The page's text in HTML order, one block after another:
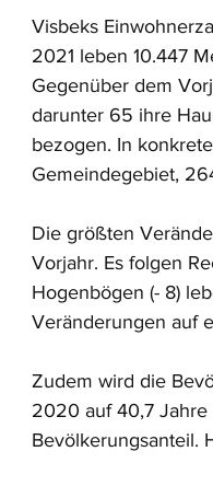
Visbeks
2021 leben 10.447
Gegenüber dem
darunter 65 ihre
bezogen. In
Gemeindegebiet,
Die größten
Vorjahr. Es folgen
Hogenbögen (- 8)
Veränderungen auf
Zudem wird die
2020 auf 40,7 Jahre
Bevölkerungsanteil.